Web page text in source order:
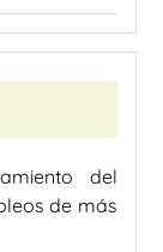
del
de más